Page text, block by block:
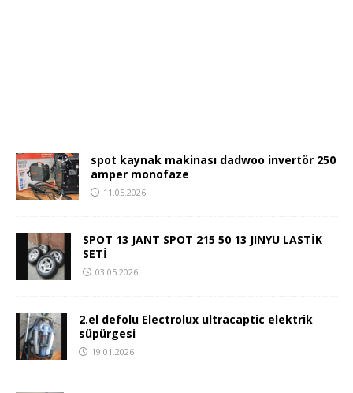
spot kaynak makinası dadwoo invertör 250
amper monofaze
11.05.2026
SPOT 13 JANT SPOT 215 50 13 JINYU LASTİK
SETİ
03.05.2026
2.el defolu Electrolux ultracaptic elektrik
süpürgesi
19.01.2026